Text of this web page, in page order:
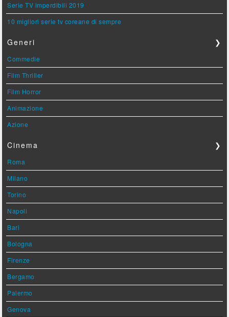
Serie TV imperdibili 2019
10 migliori serie tv coreane di sempre
Generi ❯
Commedie
Film Thriller
Film Horror
Animazione
Azione
Cinema ❯
Roma
Milano
Torino
Napoli
Bari
Bologna
Firenze
Bergamo
Palermo
Genova